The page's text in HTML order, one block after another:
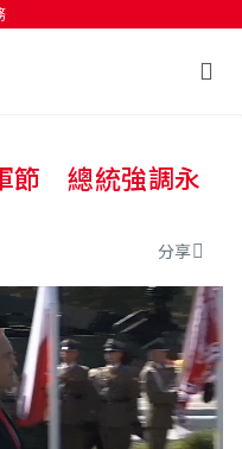
搜尋節 總統強調永
分享